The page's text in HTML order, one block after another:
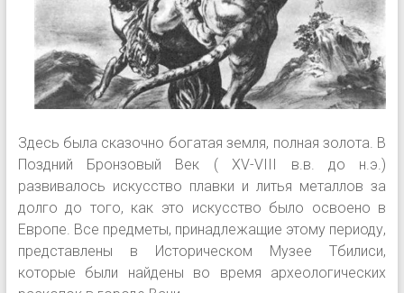
Здесь была сказочно богатая земля, полная золота. В
Поздний Бронзовый Век ( XV-VIII в.в. до н.э.)
развивалось искусство плавки и литья металлов за
долго до того, как это искусство было освоено в
Европе. Все предметы, принадлежащие этому периоду,
представлены в Историческом Музее Тбилиси,
которые были найдены во время археологических